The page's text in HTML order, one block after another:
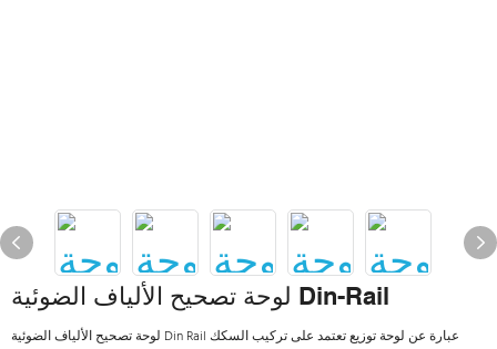
لوحة تصحيح الألياف الضوئية Din-Rail
لوحة تصحيح الألياف الضوئية Din Rail عبارة عن لوحة توزيع تعتمد على تركيب السكك